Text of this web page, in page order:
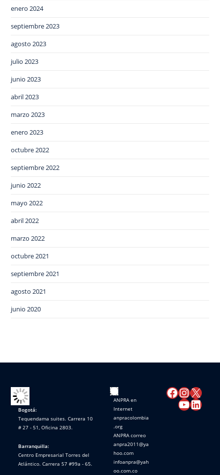
enero 2024
septiembre 2023
agosto 2023
julio 2023
junio 2023
abril 2023
marzo 2023
enero 2023
octubre 2022
septiembre 2022
junio 2022
mayo 2022
abril 2022
marzo 2022
octubre 2021
septiembre 2021
agosto 2021
junio 2020
Bogotá:
Tequendama suites. Carrera 10
# 27 - 51, Oficina 2803.
Barranquilla:
Centro Empresarial Torres del
Atlántico. Carrera 57 #99a - 65.
ANPRA en
Internet
anpracolombia
.org
ANPRA correo
anpra2011@ya
hoo.com
infoanpra@yah
oo.com.co